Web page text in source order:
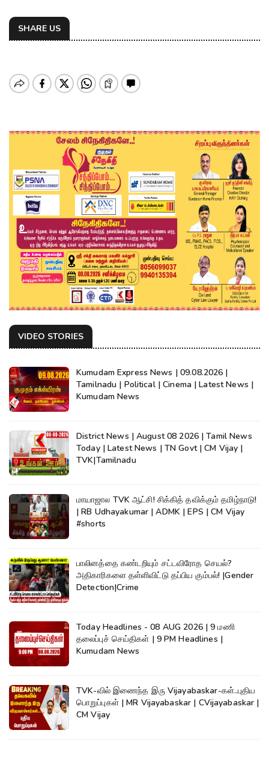
SHARE US
VIDEO STORIES
Kumudam Express News | 09.08.2026 |
Tamilnadu | Political | Cinema | Latest News |
Kumudam News
District News | August 08 2026 | Tamil News
Today | Latest News | TN Govt | CM Vijay |
TVK|Tamilnadu
மாயாஜால TVK ஆட்சி! சிக்கித் தவிக்கும் தமிழ்நாடு!
| RB Udhayakumar | ADMK | EPS | CM Vijay
#shorts
பாலினத்தை கண்டறியும் சட்டவிரோத செயல்?
அதிகாரிகளை தள்ளிவிட்டு தப்பிய கும்பல்! |Gender
Detection|Crime
Today Headlines - 08 AUG 2026 | 9 மணி
தலைப்புச் செய்திகள் | 9 PM Headlines |
Kumudam News
TVK-வில் இணைந்த இரு Vijayabaskar-கள்..புதிய
பொறுப்புகள் | MR Vijayabaskar | CVijayabaskar |
CM Vijay